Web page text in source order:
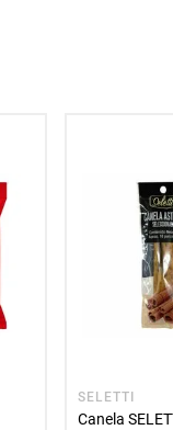
SELETTI
Canela